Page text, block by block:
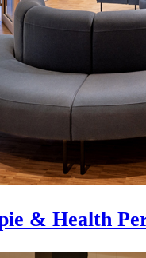
& Health